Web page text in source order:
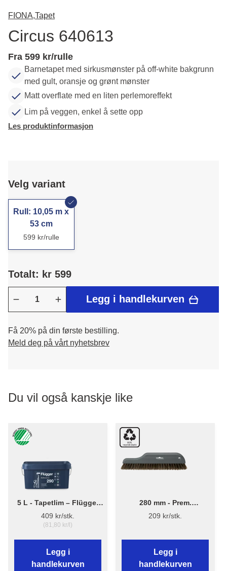
FIONA,Tapet
Circus 640613
Fra 599 kr/rulle
Barnetapet med sirkusmønster på off-white bakgrunn
med gult, oransje og grønt mønster
Matt overflate med en liten perlemoreffekt
Lim på veggen, enkel å sette opp
Les produktinformasjon
Velg variant
Rull: 10,05 m x
53 cm
599 kr/rulle
Totalt: kr 599
Legg i handlekurven
Få 20% på din første bestilling.
Meld deg på vårt nyhetsbrev
Du vil også kanskje like
5 L - Tapetlim – Flügger
Adhesive 290
409 kr/stk.
(81,80 kr/l)
Legg i
handlekurven
280 mm - Prem.
Tapetbørste 3540 - Plast
209 kr/stk.
Legg i
handlekurven